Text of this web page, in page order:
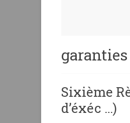
garanties
Sixième
d’éxéc …)